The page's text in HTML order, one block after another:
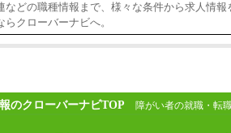
などの職種情報まで、様々な条件から求人情報
らクローバーナビへ。
のクローバーナビTOP 障がい者の就職・転